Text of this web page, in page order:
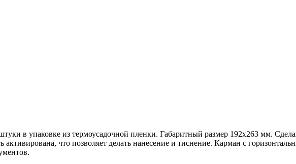
в упаковке из термоусадочной пленки. Габаритный размер 192x263 мм.
что позволяет делать нанесение и тиснение. Карман с